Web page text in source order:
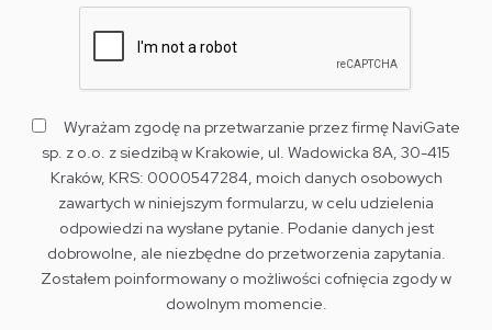
Wyrażam zgodę na przetwarzanie przez firmę NaviGate
sp. z o.o. z siedzibą w Krakowie, ul. Wadowicka 8A, 30-415
Kraków, KRS: 0000547284, moich danych osobowych
zawartych w niniejszym formularzu, w celu udzielenia
odpowiedzi na wysłane pytanie. Podanie danych jest
dobrowolne, ale niezbędne do przetworzenia zapytania.
Zostałem poinformowany o możliwości cofnięcia zgody w
dowolnym momencie.